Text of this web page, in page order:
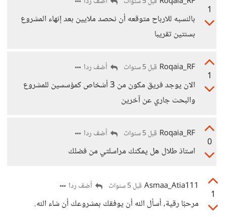
1
بالنسبه للارباح متوقعه أن نحصد ملايين بعد إنهاء المشروع
بسنتين تقريبا
1
Roqaia_RF قبل 5 سنوات أضف ردا
الان يوجد فريق مكون من 3 أشخاص كمؤسسين للمشروع
والبحث جاري عن آخرين
0
Roqaia_RF قبل 5 سنوات أضف ردا
استاذ طلال هل يمكنك مراسلتي من فضلك
1
Asmaa_Atia111 قبل 5 سنوات أضف ردا
مرحبًا رقية، أسأل الله أن يوفقك بمشروعك أن شاء الله.